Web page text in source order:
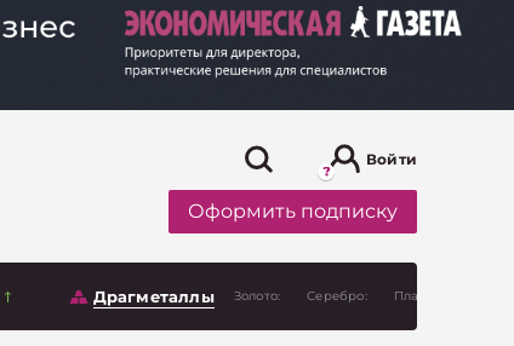
Войти
Оформить подписку
Драгметаллы Золото: Серебро: Платина: